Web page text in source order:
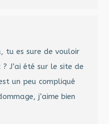
tu es sure de vouloir
J’ai été sur le site de
un peu compliqué
j’aime bien